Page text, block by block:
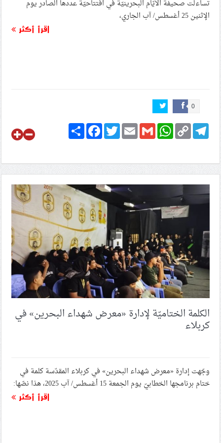
تساءلت صحيفة الأيّام البحرينيّة في افتتاحيّة عددها الصادر يوم
الإثنين 25 أغسطس/ آب الجاري،
اقرأ أكثر
0
ShareFacebookTwitterEmailGmail
WhatsApp Copy
Link
Telegram
الكلمة الختاميّة لإدارة «معرض شهداء البحرين» في
كربلاء
وجّهت إدارة «معرض شهداء البحرين» في كربلاء المقدّسة كلمة في
ختام برنامجها الخطابيّ يوم الجمعة 15 أغسطس/ آب 2025، هذا نصّها:
اقرأ أكثر